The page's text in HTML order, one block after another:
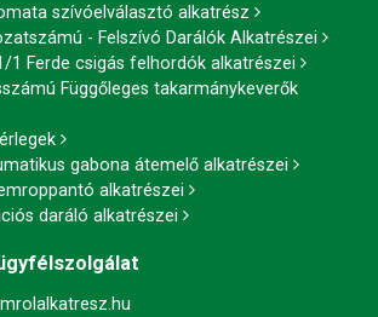
szívóelválasztó alkatrész
- Felszívó Darálók Alkatrészei
1 Ferde csigás felhordók alkatrészei
Függőleges takarmánykeverők
gabona átemelő alkatrészei
alkatrészei
daráló alkatrészei